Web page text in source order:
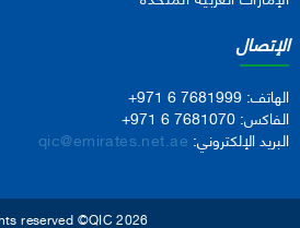
الإتصال
الهاتف: +971 6 7681999
الفاكس: +971 6 7681070
البريد الإلكتروني: qic@emirates.net.ae
reserved ©QIC 2026